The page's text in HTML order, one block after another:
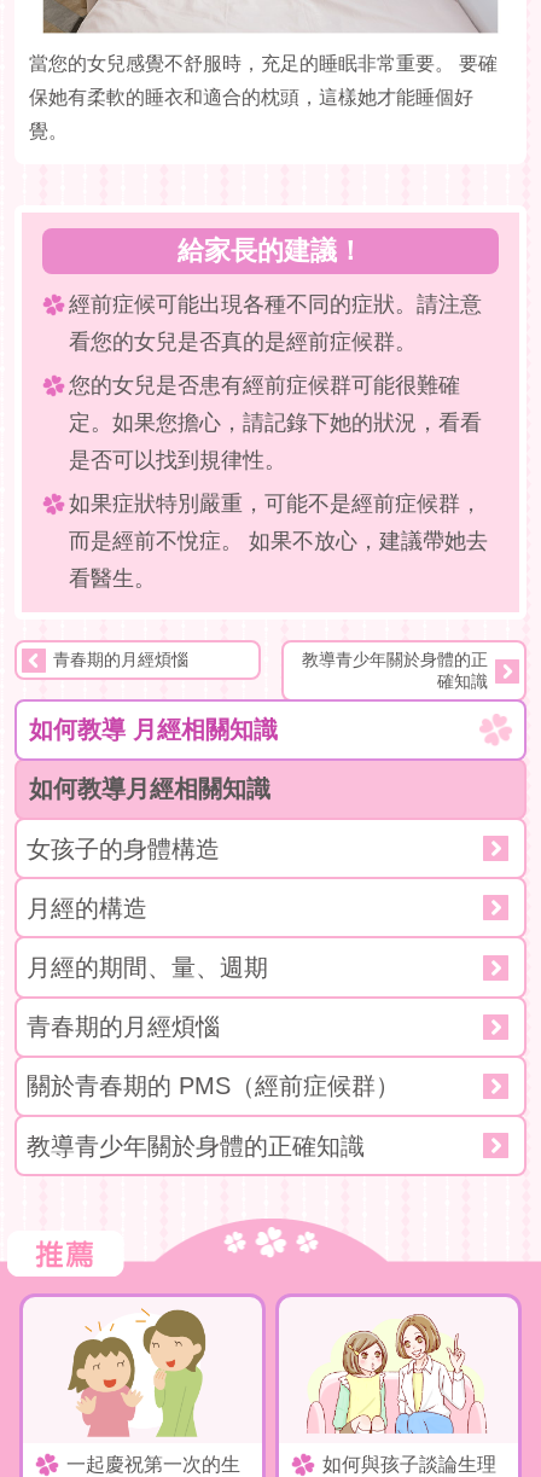
當您的女兒感覺不舒服時，充足的睡眠非常重要。 要確
保她有柔軟的睡衣和適合的枕頭，這樣她才能睡個好
覺。
給家長的建議！
經前症候可能出現各種不同的症狀。請注意
看您的女兒是否真的是經前症候群。
您的女兒是否患有經前症候群可能很難確
定。如果您擔心，請記錄下她的狀況，看看
是否可以找到規律性。
如果症狀特別嚴重，可能不是經前症候群，
而是經前不悅症。 如果不放心，建議帶她去
看醫生。
青春期的月經煩惱
教導青少年關於身體的正
確知識
如何教導 月經相關知識
如何教導月經相關知識
女孩子的身體構造
月經的構造
月經的期間、量、週期
青春期的月經煩惱
關於青春期的 PMS（經前症候群）
教導青少年關於身體的正確知識
一起慶祝第一次的生
如何與孩子談論生理